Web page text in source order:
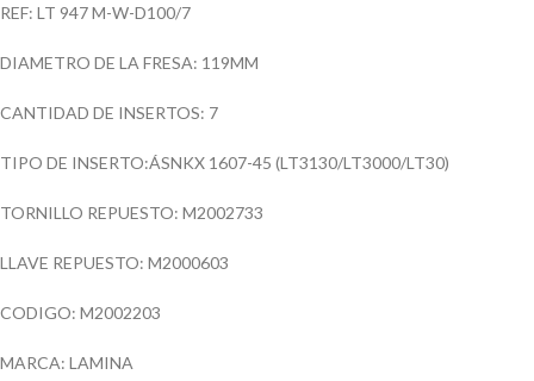
REF: LT 947 M-W-D100/7
DIAMETRO DE LA FRESA: 119MM
CANTIDAD DE INSERTOS: 7
TIPO DE INSERTO:ÁSNKX 1607-45 (LT3130/LT3000/LT30)
TORNILLO REPUESTO: M2002733
LLAVE REPUESTO: M2000603
CODIGO: M2002203
MARCA: LAMINA